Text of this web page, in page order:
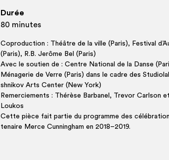
Durée
80 minutes
Copro­duc­tion : Théâtre de la ville (Paris), Fes­ti­val
(Paris), R.B. Jerôme Bel (Paris)
Avec le sou­tien de : Centre Natio­nal de la Danse
Ména­ge­rie de Verre (Paris) dans le cadre des
sh­ni­kov Arts Cen­ter (New York)
Remer­cie­ments : Thé­rèse Bar­ba­nel, Tre­vor Carl­son
Loukos
Cette pièce fait par­tie du pro­gramme des
te­naire Merce Cun­nin­gham en 2018–2019.